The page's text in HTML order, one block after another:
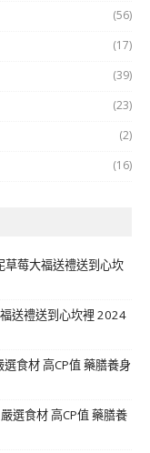
(56)
(17)
(39)
(23)
(2)
(16)
草莓大福送禮送到心坎
送禮送到心坎裡 2024
食材 高CP值 藥膳養身
選食材 高CP值 藥膳養